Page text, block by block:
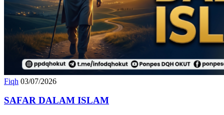
Fiqh 03/07/2026
SAFAR DALAM ISLAM